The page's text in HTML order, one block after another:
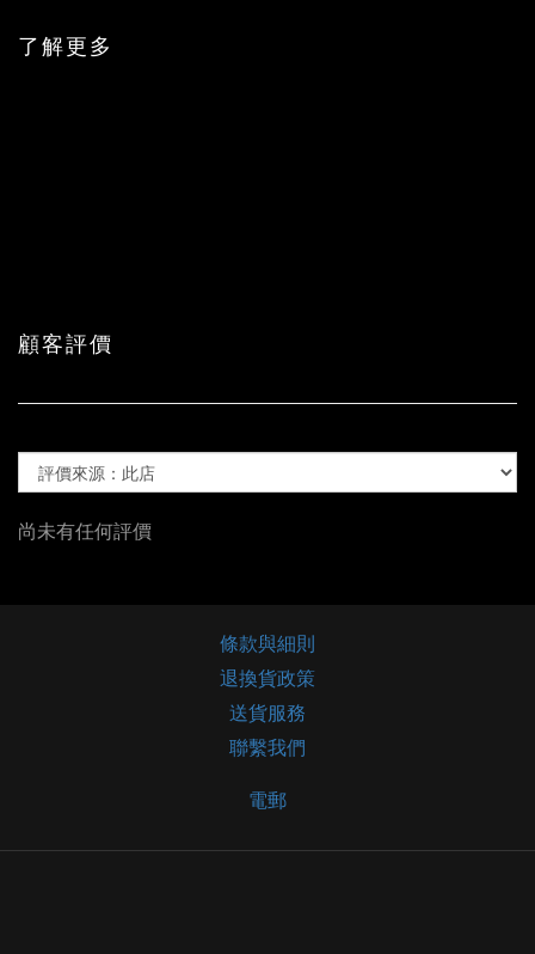
了解更多
顧客評價
尚未有任何評價
條款與細則
退換貨政策
送貨服務
聯繫我們
電郵